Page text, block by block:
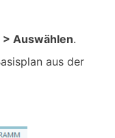
> Auswählen.
aus der